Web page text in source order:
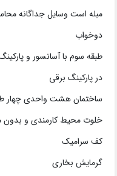
مبله است وسایل جداگانه
دوخواب
طبقه سوم با آسانسور و
در پارکینگ برقی
ساختمان هشت واحدی چهار
خلوت محیط کارمندی و
کف سرامیک
گرمایش بخاری